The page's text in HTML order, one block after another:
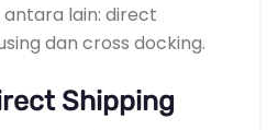
lain: direct
dan cross docking.
Shipping